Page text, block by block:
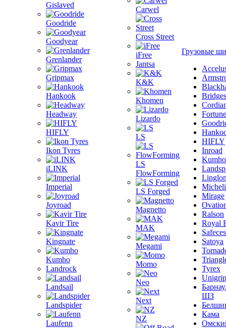
Gislaved
Goodride
Goodyear
Grenlander
Gripmax
Hankook
Headway
HIFLY
Ikon Tyres
iLINK
Imperial
Joyroad
Kavir Tire
Kingnate
Kumho
Landrock
Landsail
Landspider
Laufenn
Carwel
Cross Street
iFree
Jantsa
K&K
Khomen
Lizardo
LS
LS
FlowForming
LS Forged
Magnetto
MAK
Megami
Momo
Neo
Next
NZ
Грузовые
Fortune
HIFLY
Inroad
Kumho
Mirage
Ralson
Royal
Satoya
Tyrex
Unigrip
ШЗ
Кама